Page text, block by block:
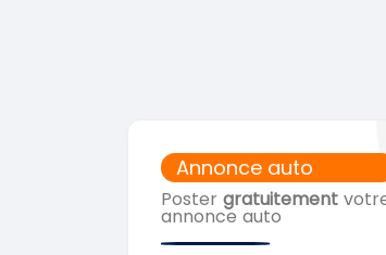
Annonce auto
Poster gratuitement
annonce auto